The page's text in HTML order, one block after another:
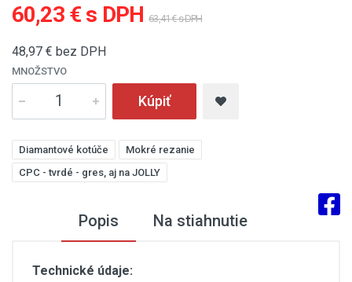
60,23 € s DPH 63,41 € s DPH
48,97 € bez DPH
MNOŽSTVO
Kúpiť
Diamantové kotúče
Mokré rezanie
CPC - tvrdé - gres, aj na JOLLY
Popis Na stiahnutie
Technické údaje: